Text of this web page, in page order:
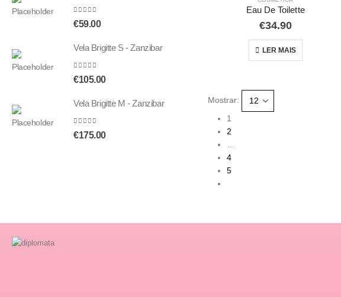
Eau De Toilette
€34.90
LER MAIS
Mostrar:
1
2
4
5
0out of 5
€59.00
Vela Brigitte S - Zanzibar
0out of 5
€105.00
Vela Brigitte M - Zanzibar
0out of 5
€175.00